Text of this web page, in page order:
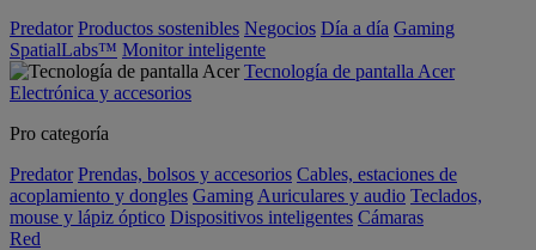
Predator Productos sostenibles Negocios Día a día Gaming
SpatialLabs™ Monitor inteligente
Tecnología de pantalla Acer
Electrónica y accesorios
Pro categoría
Predator Prendas, bolsos y accesorios Cables, estaciones de
acoplamiento y dongles Gaming Auriculares y audio Teclados,
mouse y lápiz óptico Dispositivos inteligentes Cámaras
Red